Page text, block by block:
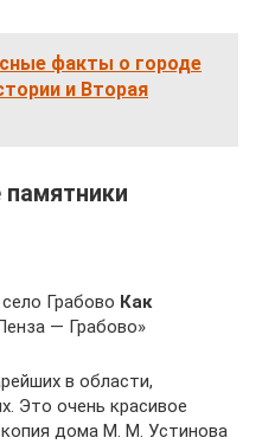
факты о городе
и Вторая
памятники
Грабово Как
— Грабово»
в области,
Это очень красивое
дома М. М. Устинова